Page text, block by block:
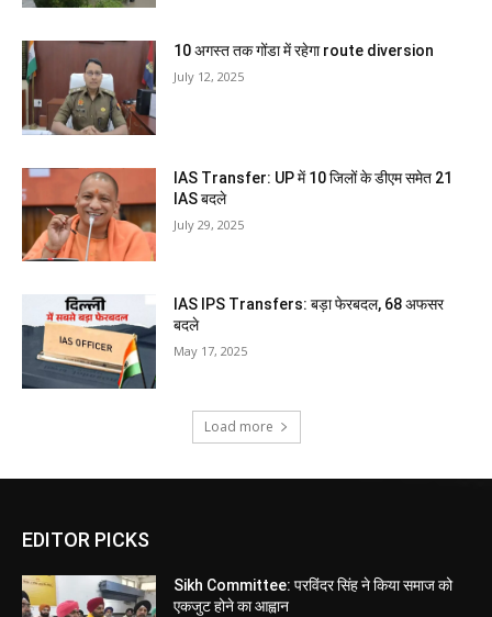
10 अगस्त तक गोंडा में रहेगा route diversion
July 12, 2025
IAS Transfer: UP में 10 जिलों के डीएम समेत 21
IAS बदले
July 29, 2025
IAS IPS Transfers: बड़ा फेरबदल, 68 अफसर
बदले
May 17, 2025
Load more
EDITOR PICKS
Sikh Committee: परविंदर सिंह ने किया समाज को
एकजुट होने का आह्वान